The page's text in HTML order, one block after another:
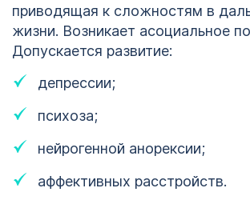
приводящая к сложностям в
жизни. Возникает асоциальное
Допускается развитие:
депрессии;
психоза;
нейрогенной анорексии;
аффективных расстройств.